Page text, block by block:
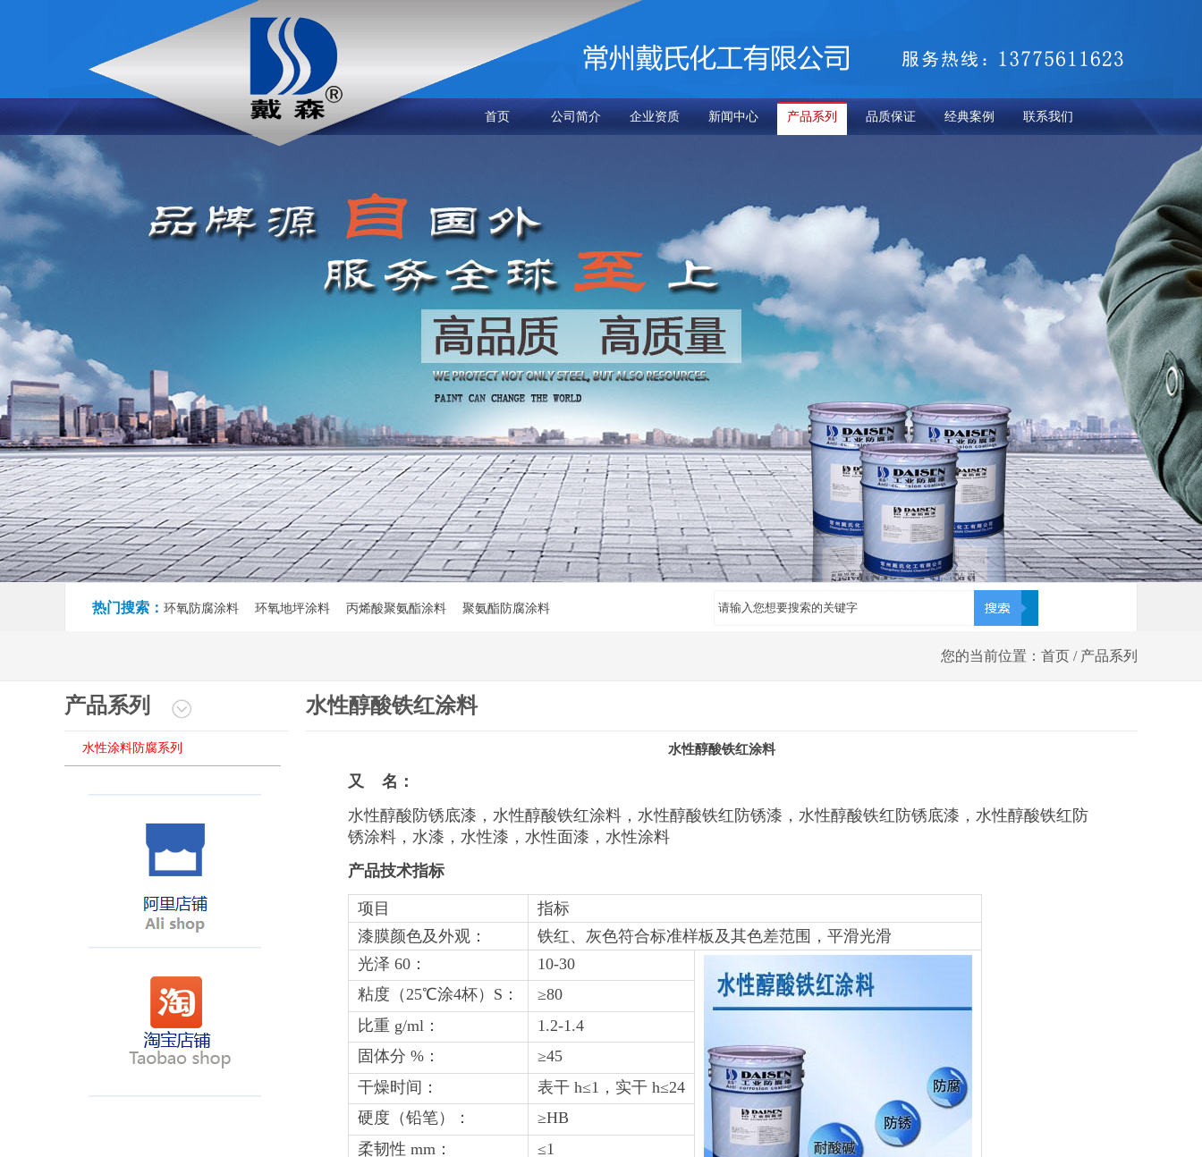
首页 公司简介 企业资质 新闻中心 产品系列 品质保证 经典案例 联系我们
热门搜索： 环氧防腐涂料 环氧地坪涂料 丙烯酸聚氨酯涂料 聚氨酯防腐涂料
您的当前位置：首页 / 产品系列
产品系列
水性涂料防腐系列
水性醇酸铁红涂料
水性醇酸铁红涂料
又 名：
水性醇酸防锈底漆，水性醇酸铁红涂料，水性醇酸铁红防锈漆，水性醇酸铁红防锈底漆，水性醇酸铁红防
锈涂料，水漆，水性漆，水性面漆，水性涂料
产品技术指标
项目
指标
漆膜颜色及外观：
铁红、灰色符合标准样板及其色差范围，平滑光滑
光泽 60：
10-30
粘度（25℃涂4杯） S ： ≥80
比重 g/ml：
1.2-1.4
固体分 %： ≥45
干燥时间：
表干h≤1 ，实干h≤24
硬度（铅笔）：
≥HB
柔韧性 mm： ≤1